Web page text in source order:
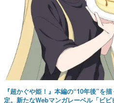
『超かぐや姫！』本編の“10年後”を
定。新たなWebマンガレーベル「ビ